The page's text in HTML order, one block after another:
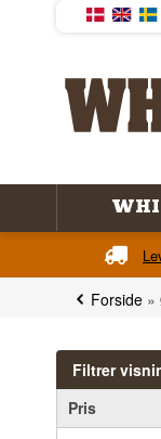
Forside »
Filtrer
Pris